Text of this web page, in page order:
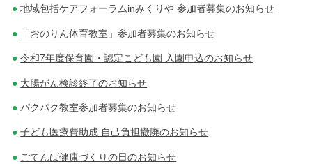
地域包括ケアフォーラムinみくりや 参加者募集のお知らせ
「おのりん体育教室」参加者募集のお知らせ
令和7年度保育園・認定こども園 入園申込のお知らせ
大腸がん検診終了のお知らせ
パクパク教室参加者募集のお知らせ
子ども医療費助成 自己負担撤廃のお知らせ
ごてんば健康づくりの日のお知らせ